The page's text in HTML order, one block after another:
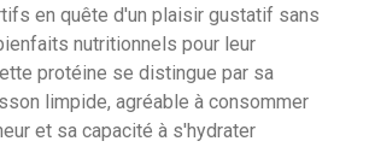
en quête d'un plaisir gustatif sans
nutritionnels pour leur
protéine se distingue par sa
limpide, agréable à consommer
et sa capacité à s'hydrater